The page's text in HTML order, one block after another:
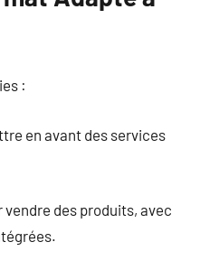
:
en avant des services
des produits, avec